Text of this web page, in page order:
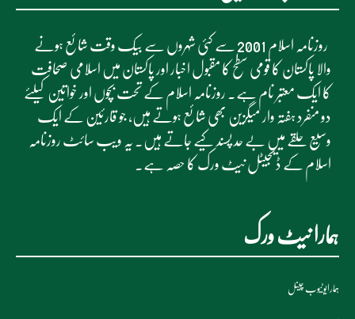
روزنامہ اسلام 2001 سے کئی شہروں سے بیک وقت شائع ہونے
والا پاکستان کا قومی سطح کا مقبول اخبار اور پاکستان میں اسلامی صحافت
کا ایک معتبر نام ہے۔ روزنامہ اسلام کے تحت بچوں اور خواتین کیلئے
دو منفرد ہفتہ وار میگزین بھی شائع ہوتے ہیں، جو قارئین کے ایک
وسیع حلقے میں بے حد پسند کیے جاتے ہیں۔ یہ ویب سائٹ روزنامہ
اسلام کے ڈیجیٹل نیٹ ورک کا حصہ ہے۔
ہمارا نیٹ ورک
ہمارایوٹیوب چینل